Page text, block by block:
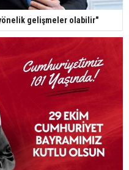
gelişmeler olabilir"